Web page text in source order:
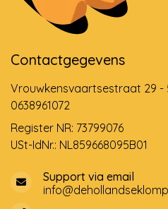
Contactgegevens
Vrouwkensvaartsestraat 29 -
0638961072
Register NR: 73799076
USt-IdNr.: NL859668095B01
Support via email